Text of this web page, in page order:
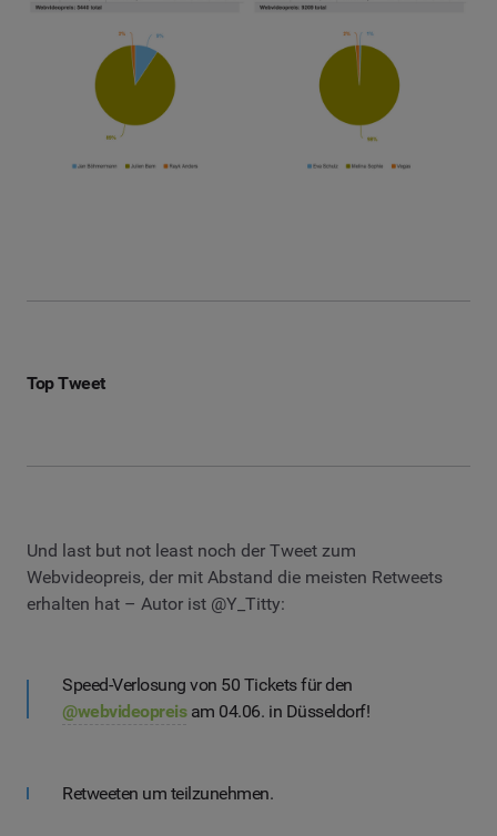
Top Tweet
Und last but not least noch der Tweet zum
Webvideopreis, der mit Abstand die meisten Retweets
erhalten hat – Autor ist @Y_Titty:
Speed-Verlosung von 50 Tickets für den
@webvideopreisam 04.06. in Düsseldorf!
Retweeten um teilzunehmen.